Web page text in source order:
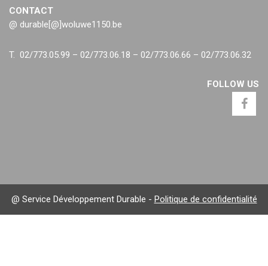
CONTACT
@ durable[@]woluwe1150.be
T. 02/773.05.99 – 02/773.06.18 – 02/773.06.66 – 02/773.06.32
FOLLOW US
@ Service Développement Durable - Politique de confidentialité